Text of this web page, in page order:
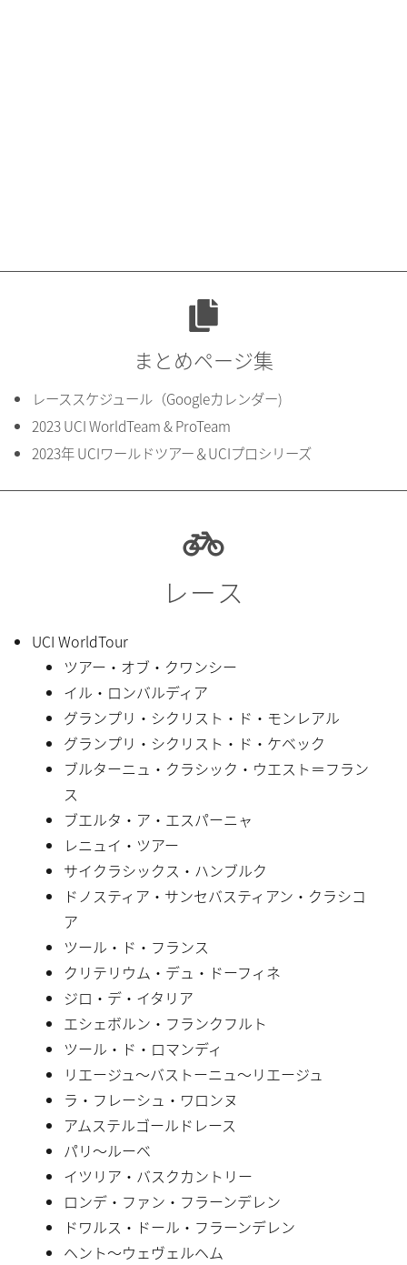
まとめページ集
レーススケジュール（Googleカレンダー)
2023 UCI WorldTeam & ProTeam
2023年 UCIワールドツアー＆UCIプロシリーズ
レース
UCI WorldTour
ツアー・オブ・クワンシー
イル・ロンバルディア
グランプリ・シクリスト・ド・モンレアル
グランプリ・シクリスト・ド・ケベック
ブルターニュ・クラシック・ウエスト＝フラン
ス
ブエルタ・ア・エスパーニャ
レニュイ・ツアー
サイクラシックス・ハンブルク
ドノスティア・サンセバスティアン・クラシコ
ア
ツール・ド・フランス
クリテリウム・デュ・ドーフィネ
ジロ・デ・イタリア
エシェボルン・フランクフルト
ツール・ド・ロマンディ
リエージュ〜バストーニュ〜リエージュ
ラ・フレーシュ・ワロンヌ
アムステルゴールドレース
パリ〜ルーベ
イツリア・バスクカントリー
ロンデ・ファン・フラーンデレン
ドワルス・ドール・フラーンデレン
ヘント〜ウェヴェルヘム